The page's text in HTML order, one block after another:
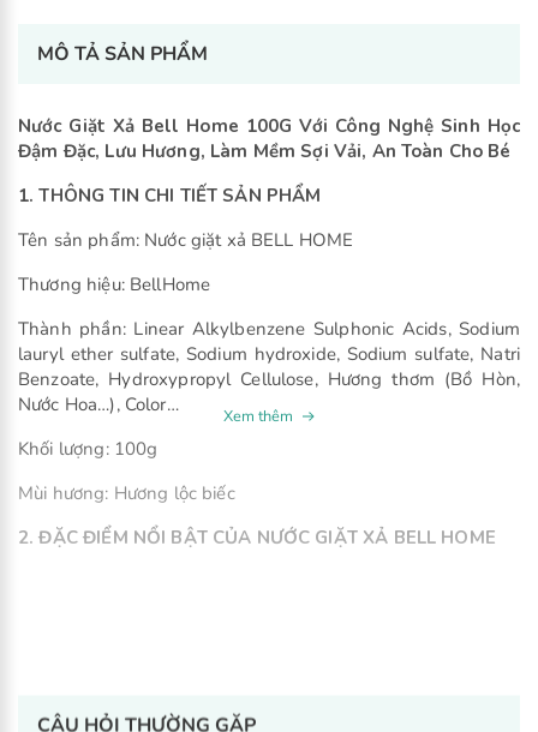
MÔ TẢ SẢN PHẨM
Nước Giặt Xả Bell Home 100G Với Công Nghệ Sinh Học
Đậm Đặc, Lưu Hương, Làm Mềm Sợi Vải, An Toàn Cho Bé
1. THÔNG TIN CHI TIẾT SẢN PHẨM
Tên sản phẩm: Nước giặt xả BELL HOME
Thương hiệu: BellHome
Thành phần: Linear Alkylbenzene Sulphonic Acids, Sodium
lauryl ether sulfate, Sodium hydroxide, Sodium sulfate, Natri
Benzoate, Hydroxypropyl Cellulose, Hương thơm (Bồ Hòn,
Nước Hoa…), Color…
Khối lượng: 100g
Mùi hương: Hương lộc biếc
2. ĐẶC ĐIỂM NỔI BẬT CỦA NƯỚC GIẶT XẢ BELL HOME
CÂU HỎI THƯỜNG GẶP